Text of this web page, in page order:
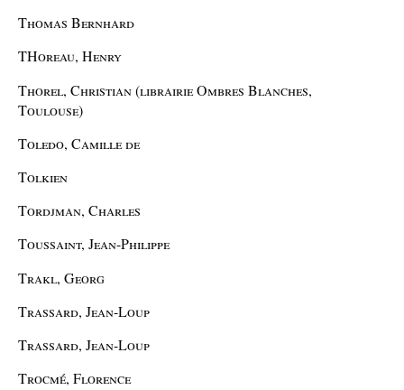
Thomas Bernhard
THoreau, Henry
Thorel, Christian (librairie Ombres Blanches,
Toulouse)
Toledo, Camille de
Tolkien
Tordjman, Charles
Toussaint, Jean-Philippe
Trakl, Georg
Trassard, Jean-Loup
Trassard, Jean-Loup
Trocmé, Florence